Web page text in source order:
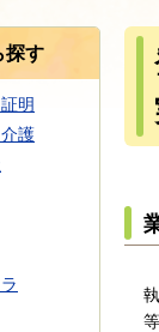
探す
明
護